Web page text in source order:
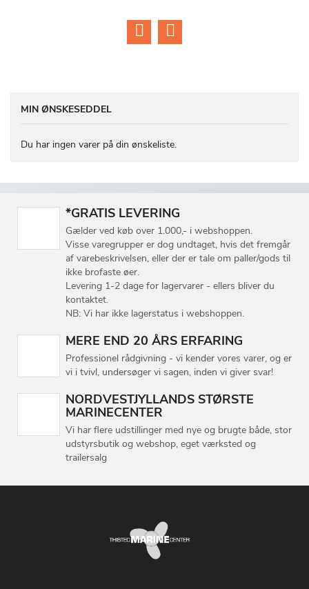
MIN ØNSKESEDDEL
Du har ingen varer på din ønskeliste.
*GRATIS LEVERING
Gælder ved køb over 1.000,- i webshoppen.
Visse varegrupper er dog undtaget, hvis det fremgår
af varebeskrivelsen, eller der er tale om paller/gods til
ikke brofaste øer.
Levering 1-2 dage for lagervarer - ellers bliver du
kontaktet.
NB: Vi har ikke lagerstatus i webshoppen.
MERE END 20 ÅRS ERFARING
Professionel rådgivning - vi kender vores varer, og er
vi i tvivl, undersøger vi sagen, inden vi giver svar!
NORDVESTJYLLANDS STØRSTE
MARINECENTER
Vi har flere udstillinger med nye og brugte både, stor
udstyrsbutik og webshop, eget værksted og
trailersalg